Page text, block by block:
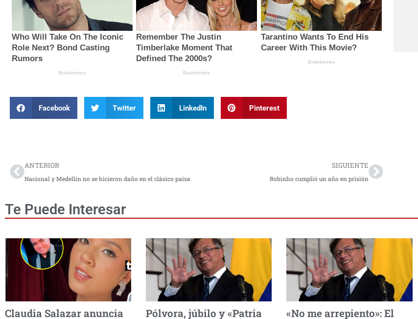
Facebook Twitter LinkedIn Pinterest
ANTERIOR
Nacional y Medellín no se hicieron daño en el clásico paisa
SIGUIENTE
Robinho cumplió un año en prisión
Te Puede Interesar
Claudia Salazar anuncia
Pólvora, júbilo y «Patria
«No me arrepiento»: El